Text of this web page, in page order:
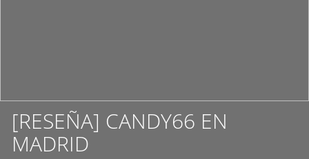
[RESEÑA] CANDY66 EN
MADRID